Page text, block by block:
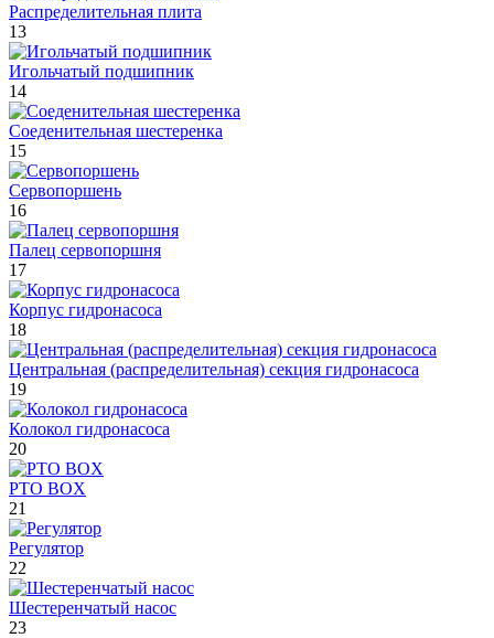
Распределительная плита
13
Игольчатый подшипник
14
Соеденительная шестеренка
15
Сервопоршень
16
Палец сервопоршня
17
Корпус гидронасоса
18
Центральная (распределительная) секция гидронасоса
19
Колокол гидронасоса
20
PTO BOX
21
Регулятор
22
Шестеренчатый насос
23